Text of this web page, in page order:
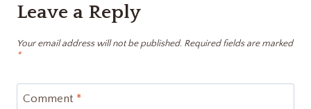
Leave a Reply
Your email address will not be published. Required fields are marked
*
Comment *